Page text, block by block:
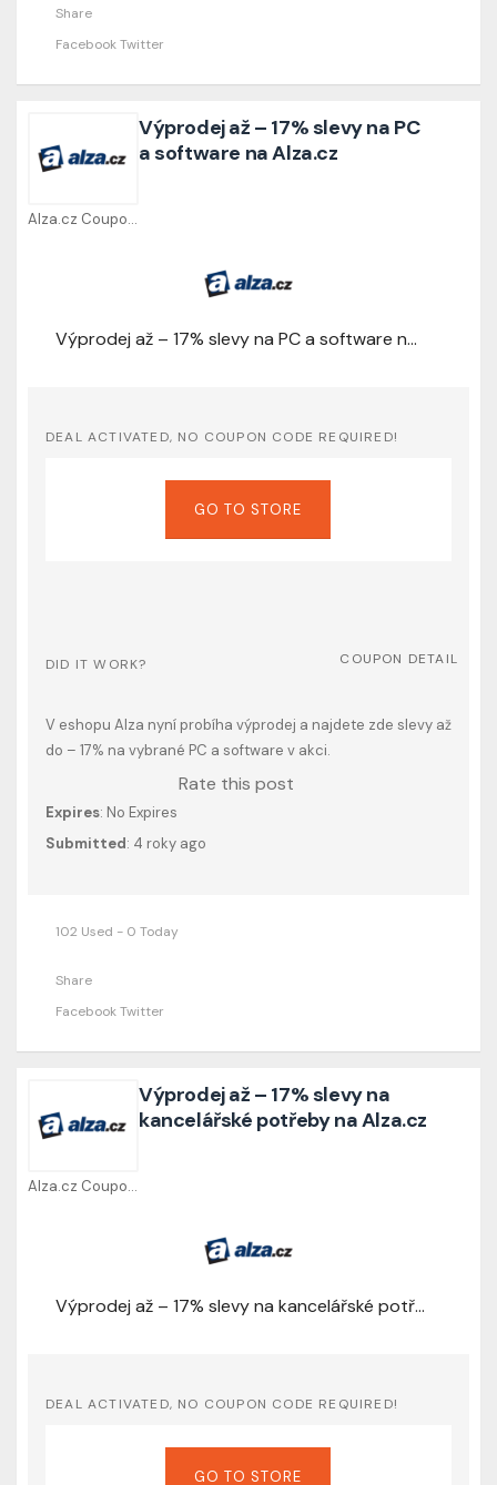
Share
FacebookTwitter
Alza.cz Coupons
Výprodej až – 17% slevy na PC
a software na Alza.cz
Výprodej až – 17% slevy na PC a software na Alza.cz
DEAL ACTIVATED, NO COUPON CODE REQUIRED!
GO TO STORE
DID IT WORK? COUPON DETAIL
V eshopu Alza nyní probíha výprodej a najdete zde slevy až
do – 17% na vybrané PC a software v akci.
Rate this post
Expires: No Expires
Submitted: 4 roky ago
102 Used - 0 Today
Share
FacebookTwitter
Alza.cz Coupons
Výprodej až – 17% slevy na
kancelářské potřeby na Alza.cz
Výprodej až – 17% slevy na kancelářské potřeby na Alza.cz
DEAL ACTIVATED, NO COUPON CODE REQUIRED!
GO TO STORE